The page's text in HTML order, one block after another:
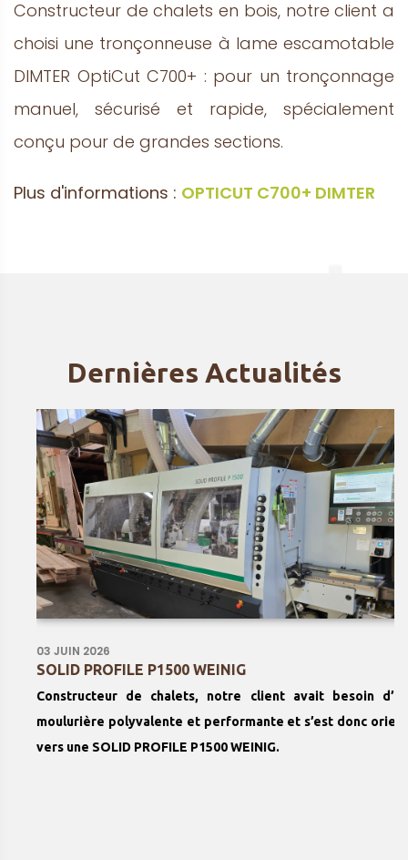
Constructeur de chalets en bois, notre client a
choisi une tronçonneuse à lame escamotable
DIMTER OptiCut C700+ : pour un tronçonnage
manuel, sécurisé et rapide, spécialement
conçu pour de grandes sections.
Plus d'informations : OPTICUT C700+ DIMTER
Dernières Actualités
03 JUIN 2026
SOLID PROFILE P1500 WEINIG
Constructeur de chalets, notre client avait besoin d’une
moulurière polyvalente et performante et s’est donc orienté
vers une SOLID PROFILE P1500 WEINIG.